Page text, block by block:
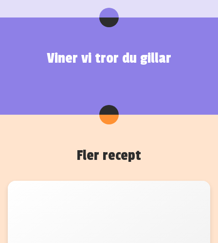
Viner vi tror du gillar
Fler recept